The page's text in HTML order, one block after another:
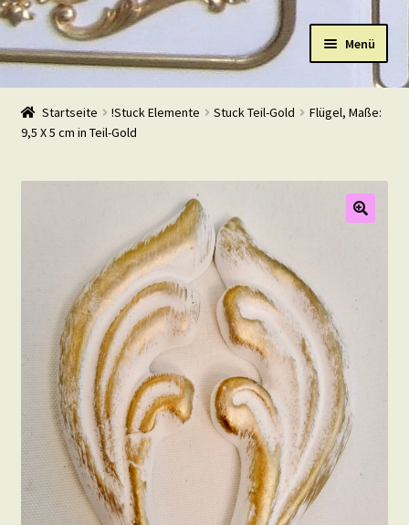
Navigation
Zum
Inhalt
Menü
Start
Shop
Warenkorb
Beispiele
Kontakt
Startseite !Stuck Elemente Stuck Teil-Gold
Flügel, Maße:
9,5 X 5 cm in Teil-Gold